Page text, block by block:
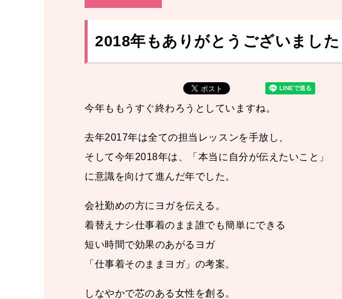
2018年もありがとうございました
今年ももうすぐ終わろうとしていますね。
去年2017年は全ての担当レッスンを手放し、
そして今年2018年は、「本当に自分が伝えたいこと」
に意識を向けて進んだ年でした。
会社勤めの方にヨガを伝える。
着替えナシ仕事着のまま誰でも簡単にできる
短い時間で効果のあがるヨガ
「仕事着そのままヨガ」の考案。
しなやかで芯のある女性を創る。